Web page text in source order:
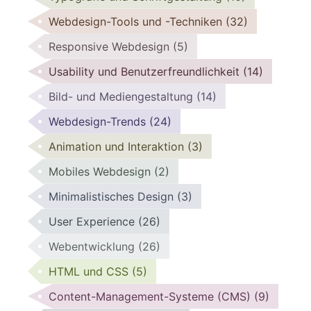
Webdesign-Tools und -Techniken (32)
Responsive Webdesign (5)
Usability und Benutzerfreundlichkeit (14)
Bild- und Mediengestaltung (14)
Webdesign-Trends (24)
Animation und Interaktion (3)
Mobiles Webdesign (2)
Minimalistisches Design (3)
User Experience (26)
Webentwicklung (26)
HTML und CSS (5)
Content-Management-Systeme (CMS) (9)